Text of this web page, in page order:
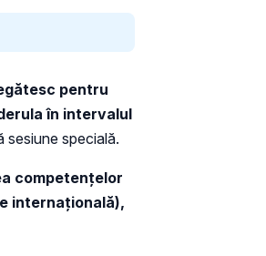
pentru
în intervalul
sesiune specială.
competenţelor
internaţională),